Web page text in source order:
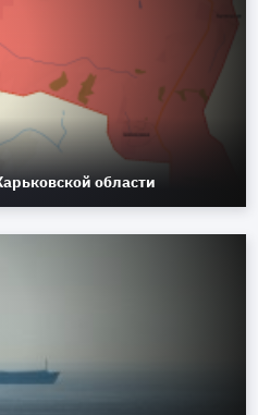
области